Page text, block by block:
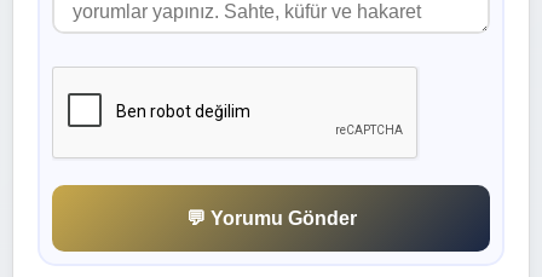
💬 Yorumu Gönder